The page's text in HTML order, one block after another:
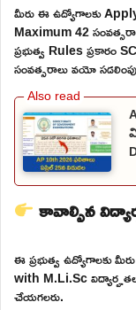
మీరు ఈ ఉద్యోగాలకు
Maximum 42
ప్రభుత్వ Rules ప్రకారం
సంవత్సరాలు వయో
కావాల్సిన
ఈ ప్రభుత్వ ఉద్యోగాలకు
with M.Li.Sc
చేయగలరు.